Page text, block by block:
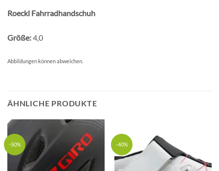
Roeckl Fahrradhandschuh
Größe:4,0
Abbildungen können abweichen.
ÄHNLICHE PRODUKTE
-50% -40%